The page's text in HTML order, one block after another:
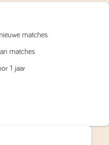
matches
matches
1 jaar